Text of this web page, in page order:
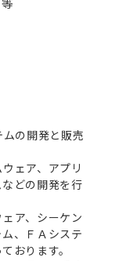
の開発と販売
ェア、アプリ
どの開発を行
ア、シーケン
、ＦＡシステ
おります。